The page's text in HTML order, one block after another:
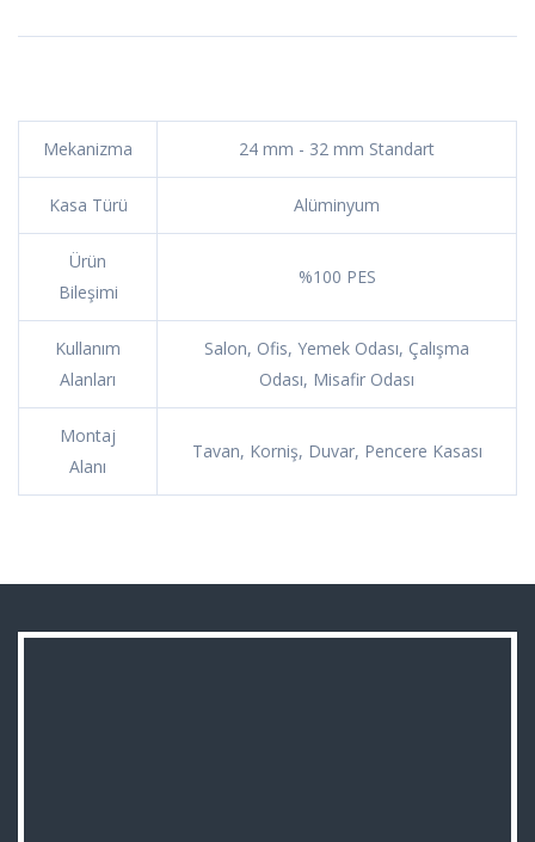
Mekanizma 24 mm - 32 mm Standart
Kasa Türü Alüminyum
Ürün
Bileşimi
%100 PES
Kullanım
Alanları
Salon, Ofis, Yemek Odası, Çalışma
Odası, Misafir Odası
Montaj
Alanı
Tavan, Korniş, Duvar, Pencere Kasası